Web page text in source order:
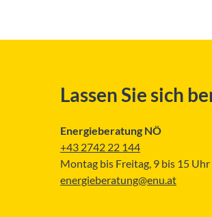
Lassen Sie sich
Energieberatung NÖ
+43 2742 22 144
Montag bis Freitag, 9 bis 15 Uhr
energieberatung@enu.at